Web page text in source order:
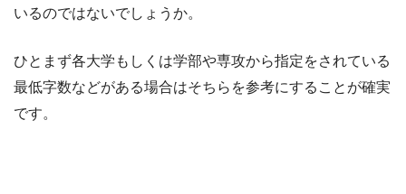
いるのではないでしょうか。
ひとまず各大学もしくは学部や専攻から指定をされている
最低字数などがある場合はそちらを参考にすることが確実
です。